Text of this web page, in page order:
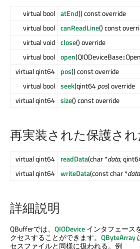
virtual bool atEnd() const override
virtual bool canReadLine() const
virtual void close() override
virtual bool open
virtual qint64 pos() const override
virtual bool seek(qint64pos) override
virtual qint64 size() const override
再実装された保護さ
virtual qint64 readData(char *data,
virtual qint64 writeData(const char *data
詳細説明
QBufferでは、 QIODeviceインタフェース
クセスすることができます。 QByteArray
セスファイルと同様に扱われる。例